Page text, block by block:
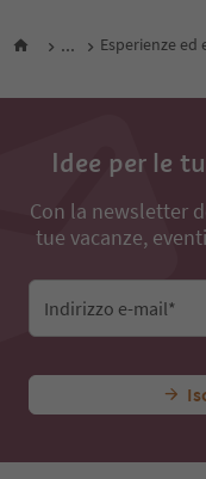
... Esperienze ed
Idee per le
Con la newsletter
tue vacanze,
Indirizzo e-mail*